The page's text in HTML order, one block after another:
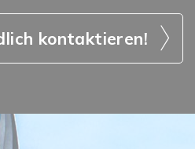
kontaktieren!